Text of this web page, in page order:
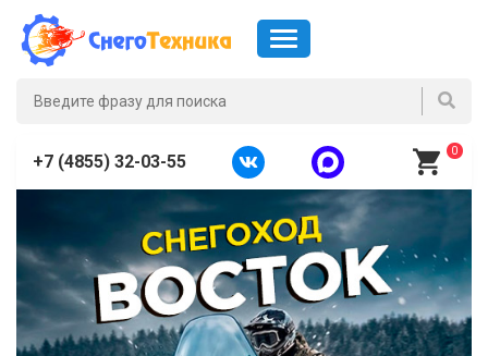
+7 (4855) 32-03-55
0